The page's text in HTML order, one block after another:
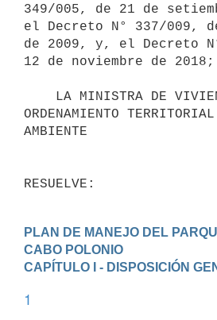
349/005, de 21 de
el Decreto N° 337/009,
de 2009, y, el Decreto
12 de noviembre de 2018;
ORDENAMIENTO
AMBIENTE
RESUELVE:
PLAN DE MANEJO DEL
CABO POLONIO
CAPÍTULO I - DISPOSICIÓN
1